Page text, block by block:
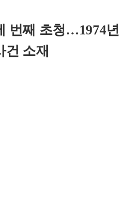
번째 초청…1974년
건 소재